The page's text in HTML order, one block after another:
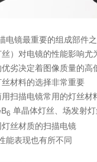
电镜最重要的组成部件
）对电镜的性能影响尤
劣决定着图像质量的高
材料的选择非常重要
扫描电镜常用的灯丝材
6 单晶体灯丝、场发射灯
丝材质的扫描电镜
能表现也有所不同